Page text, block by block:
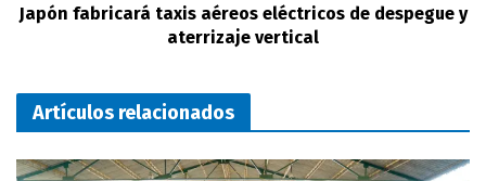
Japón fabricará taxis aéreos eléctricos de despegue y
aterrizaje vertical
Artículos relacionados